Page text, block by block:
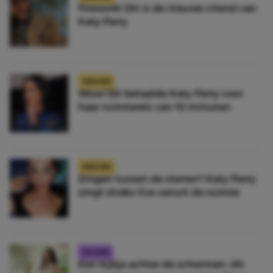
Firework! Dít is de nieuwe vriend van
Katy Perry
Wow! Dit betaalde Katy Perry voor
haar ruimtereis van 10 minuten
Zingen tussen de sterren? Katy Perry
zingt straks live vanuit de ruimte
Een kijkje achter de schermen: dit